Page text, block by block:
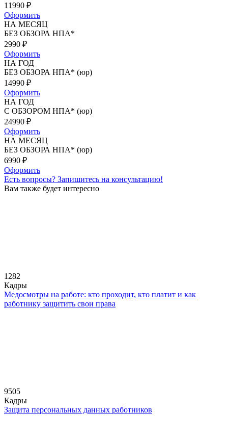
11990 ₽
Оформить
НА МЕСЯЦ
БЕЗ ОБЗОРА НПА*
2990 ₽
Оформить
НА ГОД
БЕЗ ОБЗОРА НПА* (юр)
14990 ₽
Оформить
НА ГОД
С ОБЗОРОМ НПА* (юр)
24990 ₽
Оформить
НА МЕСЯЦ
БЕЗ ОБЗОРА НПА* (юр)
6990 ₽
Оформить
Есть вопросы? Запишитесь на консультацию!
Вам также будет интересно
1282
Кадры
Медосмотры на работе: кто проходит, кто платит и как
работнику защитить свои права
9505
Кадры
Защита персональных данных работников